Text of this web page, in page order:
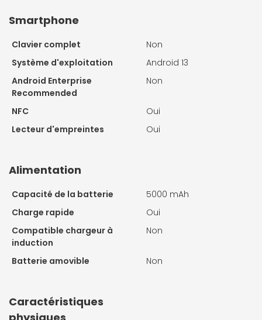
Smartphone
Clavier complet
Non
Système d'exploitation
Android 13
Android Enterprise
Recommended
Non
NFC
Oui
Lecteur d'empreintes
Oui
Alimentation
Capacité de la batterie
5000 mAh
Charge rapide
Oui
Compatible chargeur à
induction
Non
Batterie amovible Non
Caractéristiques